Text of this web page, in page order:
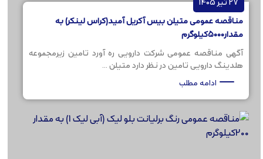
مناقصه عمومی متیلن بیس آکریل آمید(کراس لینکر) به
مقدار5000کیلوگرم
آگهی مناقصه عمومی شرکت دارویی ره آورد تامین زیرمجموعه
هلدینگ دارویی تامین در نظر دارد متیلن ...
ادامه مطلب